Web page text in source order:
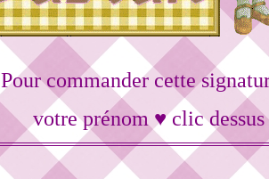
Pour commander cette
votre prénom ♥ clic dessus